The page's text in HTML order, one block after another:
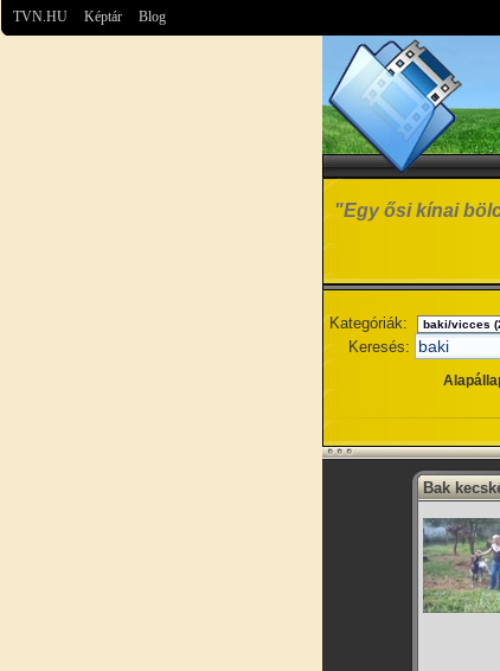
TVN.HU Képtár Blog
"Egy ősi kínai
Kategóriák:
Keresés:
Bak